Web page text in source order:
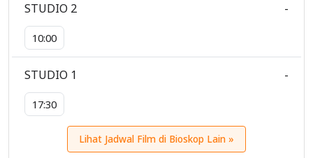
STUDIO 2
10:00
-
STUDIO 1
17:30
-
Lihat Jadwal Film di Bioskop Lain »